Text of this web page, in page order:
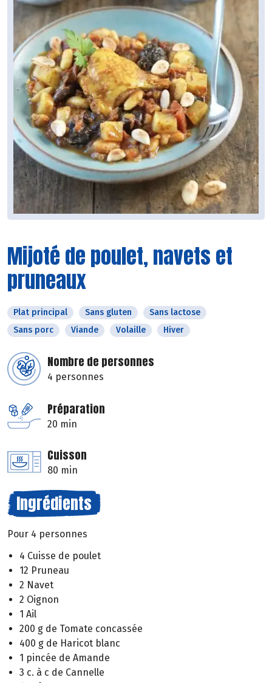
Mijoté de poulet, navets et
pruneaux
Plat principal Sans gluten
Sans lactose
Sans porc
Viande Volaille Hiver
Nombre de personnes
4 personnes
Préparation
20 min
Cuisson
80 min
Ingrédients
Pour 4 personnes
4 Cuisse de poulet
12 Pruneau
2 Navet
2 Oignon
1 Ail
200 g de Tomate concassée
400 g de Haricot blanc
1 pincée de Amande
3 c. à c de Cannelle